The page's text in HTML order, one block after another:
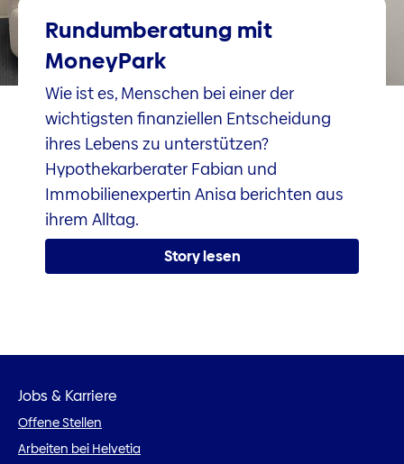
Rundumberatung mit
MoneyPark
Wie ist es, Menschen bei einer der
wichtigsten finanziellen Entscheidung
ihres Lebens zu unterstützen?
Hypothekarberater Fabian und
Immobilienexpertin Anisa berichten aus
ihrem Alltag.
Story lesen
Jobs & Karriere
Offene Stellen
Arbeiten bei Helvetia